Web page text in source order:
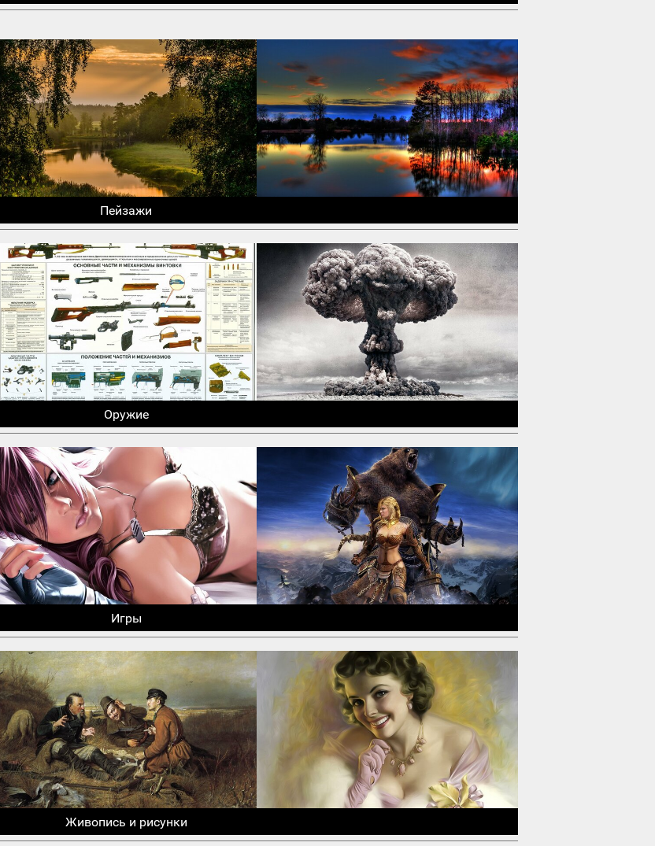
Пейзажи
Оружие
Игры
Живопись и рисунки